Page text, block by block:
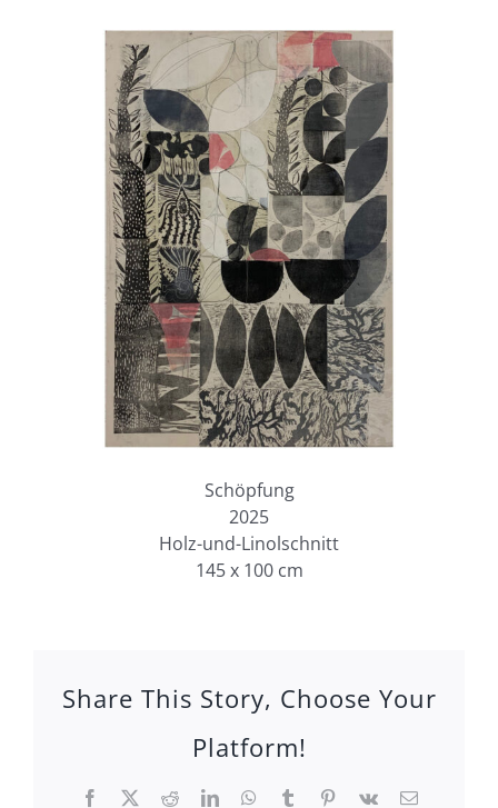
Schöpfung
2025
Holz-und-Linolschnitt
145 x 100 cm
Share This Story, Choose Your
Platform!
Facebook
X RedditLinkedInWhatsApp
TumblrPinterest
Vk
E-